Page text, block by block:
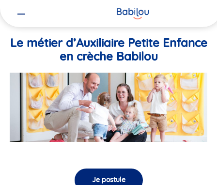
Le métier d’Auxiliaire Petite Enfance
en crèche Babilou
Je postule